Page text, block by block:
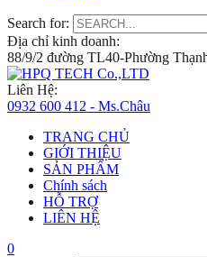
Search for:
Địa chỉ kinh doanh:
88/9/2 đường TL40-Phường
Liên Hệ:
0932 600 412 - Ms.Châu
TRANG CHỦ
GIỚI THIỆU
SẢN PHẨM
Chính sách
HỖ TRỢ
LIÊN HỆ
0